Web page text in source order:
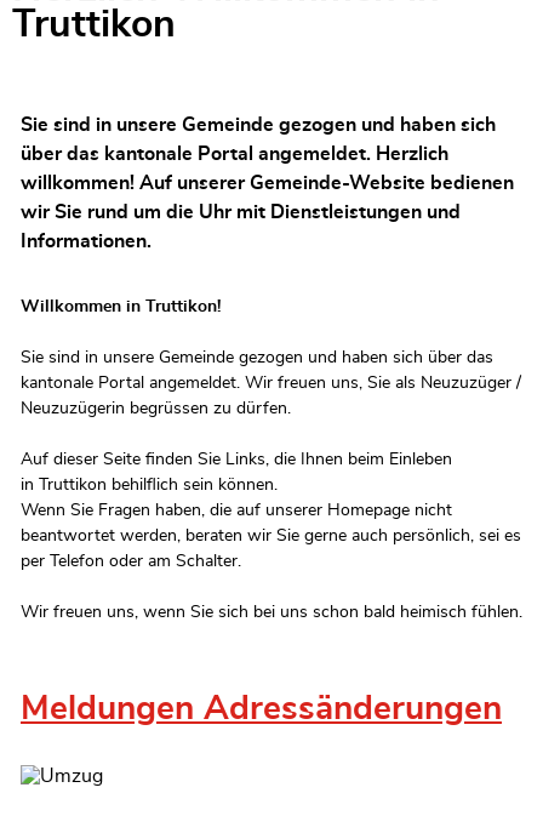
Truttikon
Sie sind in unsere Gemeinde gezogen und haben sich
über das kantonale Portal angemeldet. Herzlich
willkommen! Auf unserer Gemeinde-Website bedienen
wir Sie rund um die Uhr mit Dienstleistungen und
Informationen.
Willkommen in Truttikon!
Sie sind in unsere Gemeinde gezogen und haben sich über das
kantonale Portal angemeldet. Wir freuen uns, Sie als Neuzuzüger /
Neuzuzügerin begrüssen zu dürfen.
Auf dieser Seite finden Sie Links, die Ihnen beim Einleben
in Truttikon behilflich sein können.
Wenn Sie Fragen haben, die auf unserer Homepage nicht
beantwortet werden, beraten wir Sie gerne auch persönlich, sei es
per Telefon oder am Schalter.
Wir freuen uns, wenn Sie sich bei uns schon bald heimisch fühlen.
Meldungen Adressänderungen